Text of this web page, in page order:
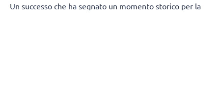
Un successo che ha segnato un momento storico per la